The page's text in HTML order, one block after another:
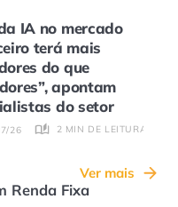
IA no mercado
terá mais
do que
apontam
do setor
26 2 MIN DE LEITURA
Ver mais
Renda Fixa